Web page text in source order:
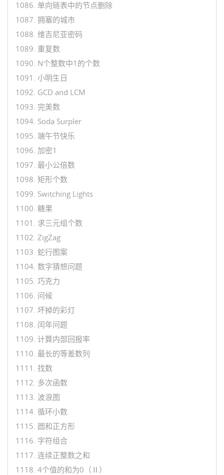
1086. 单向链表中的节点删除
1087. 拥塞的城市
1088. 维吉尼亚密码
1089. 重复数
1090. N个整数中1的个数
1091. 小明生日
1092. GCD and LCM
1093. 完美数
1094. Soda Surpler
1095. 端午节快乐
1096. 加密1
1097. 最小公倍数
1098. 矩形个数
1099. Switching Lights
1100. 糖果
1101. 求三元组个数
1102. ZigZag
1103. 蛇行图案
1104. 数字猜想问题
1105. 巧克力
1106. 问候
1107. 坏掉的彩灯
1108. 闰年问题
1109. 计算内部回报率
1110. 最长的等差数列
1111. 找数
1112. 多次函数
1113. 波浪图
1114. 循环小数
1115. 圆和正方形
1116. 字符组合
1117. 连续正整数之和
1118. 4个值的和为0（Ⅱ）